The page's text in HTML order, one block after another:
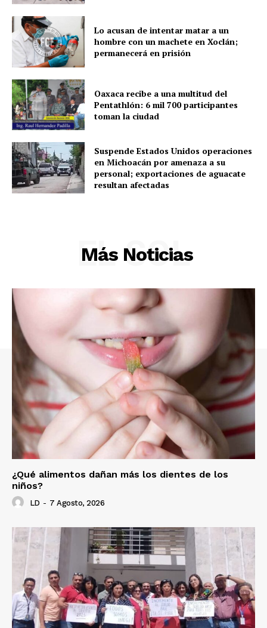
Menú
Yucatán
Sociedad y Negocios
Policíacas
Deportes
Política
Municipios
Lo acusan de intentar matar a un
hombre con un machete en Xoclán;
permanecerá en prisión
Oaxaca recibe a una multitud del
Pentathlón: 6 mil 700 participantes
toman la ciudad
Suspende Estados Unidos operaciones
en Michoacán por amenaza a su
personal; exportaciones de aguacate
resultan afectadas
Más Noticias
EL SOL
¿Qué alimentos dañan más los dientes de los
niños?
LD - 7 Agosto, 2026